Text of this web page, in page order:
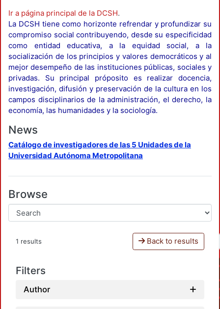
Ir a página principal de la DCSH.
La DCSH tiene como horizonte refrendar y profundizar su
compromiso social contribuyendo, desde su especificidad
como entidad educativa, a la equidad social, a la
socialización de los principios y valores democráticos y al
mejor desempeño de las instituciones públicas, sociales y
privadas. Su principal próposito es realizar docencia,
investigación, difusión y preservación de la cultura en los
campos disciplinarios de la administración, el derecho, la
economía, las humanidades y la sociología.
News
Catálogo de investigadores de las 5 Unidades de la
Universidad Autónoma Metropolitana
Browse
1 results Back to results
Filters
Author